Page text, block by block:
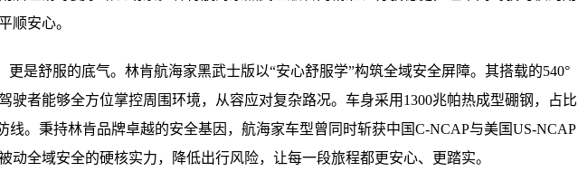
顺安心。
更是舒服的底气。林肯航海家黑武士版以“安心舒服学”构筑全域安全屏障。其搭载的540°
驶者能够全方位掌控周围环境，从容应对复杂路况。车身采用1300兆帕热成型硼钢，占比
线。秉持林肯品牌卓越的安全基因，航海家车型曾同时斩获中国C-NCAP与美国US-NCAP
动全域安全的硬核实力，降低出行风险，让每一段旅程都更安心、更踏实。